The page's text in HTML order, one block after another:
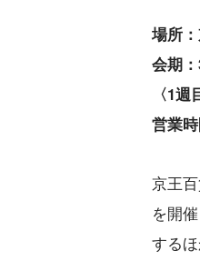
場所
会期
〈1週
営業
京王
を開
するほ